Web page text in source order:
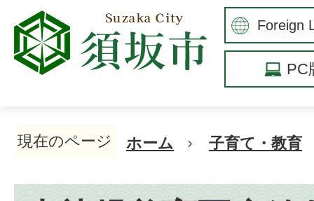
PC
現在のページ ホーム 子育て・教育